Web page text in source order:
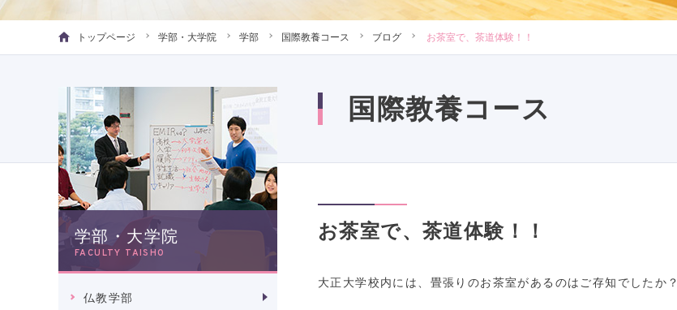
トップページ 学部・大学院 学部 国際教養コース ブログ お茶室で、茶道体験！！
学部・大学院
FACULTY TAISHO
仏教学部
国際教養コース
お茶室で、茶道体験！！
大正大学校内には、畳張りのお茶室があるのはご存知でしたか？